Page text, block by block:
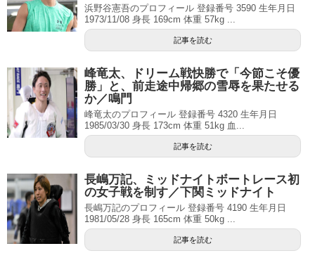
浜野谷憲吾のプロフィール 登録番号 3590 生年月日
1973/11/08 身長 169cm 体重 57kg ...
記事を読む
峰竜太、ドリーム戦快勝で「今節こそ優
勝」と、前走途中帰郷の雪辱を果たせる
か／鳴門
峰竜太のプロフィール 登録番号 4320 生年月日
1985/03/30 身長 173cm 体重 51kg 血...
記事を読む
長嶋万記、ミッドナイトボートレース初
の女子戦を制す／下関ミッドナイト
長嶋万記のプロフィール 登録番号 4190 生年月日
1981/05/28 身長 165cm 体重 50kg ...
記事を読む